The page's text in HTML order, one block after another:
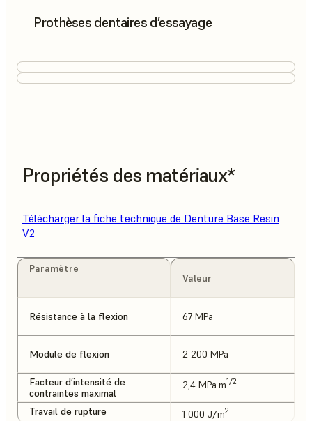
Prothèses dentaires d’essayage
Propriétés des matériaux*
Télécharger la fiche technique de Denture Base Resin
V2
Paramètre
Valeur
Résistance à la flexion 67 MPa
Module de flexion 2 200 MPa
Facteur d’intensité de
contraintes maximal
2,4 MPa.m1/2
Travail de rupture 1 000 J/m2